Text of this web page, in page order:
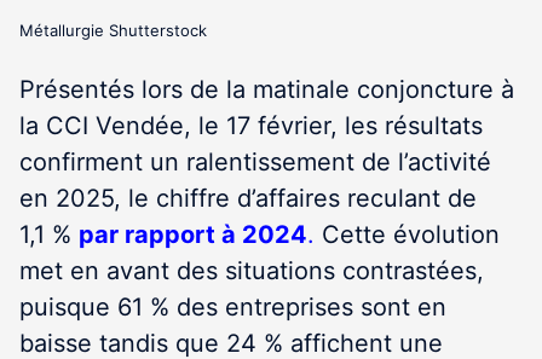
Métallurgie Shutterstock
Présentés lors de la matinale conjoncture à
la CCI Vendée, le 17 février, les résultats
confirment un ralentissement de l’activité
en 2025, le chiffre d’affaires reculant de
1,1 % par rapport à 2024. Cette évolution
met en avant des situations contrastées,
puisque 61 % des entreprises sont en
baisse tandis que 24 % affichent une